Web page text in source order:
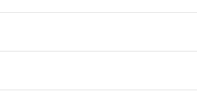
だき、同意のうえご利用ください
準価格照会結果は、記載している
1000ppm以下、 カドミウム(Cd) 100ppm
タル酸ジイソブチル (DIBP) 1000ppm以下
有率が中国RoHSの基準値以下で
有率が中国RoHSの基準値を超えて
社販売部門へお問い合わせくださ
国外への提供する場合は、日本国
破棄する場合は、完全に破砕する